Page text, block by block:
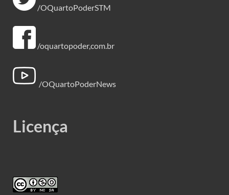
/OQuartoPoderSTM
/oquartopoder,com.br
/OQuartoPoderNews
Licença